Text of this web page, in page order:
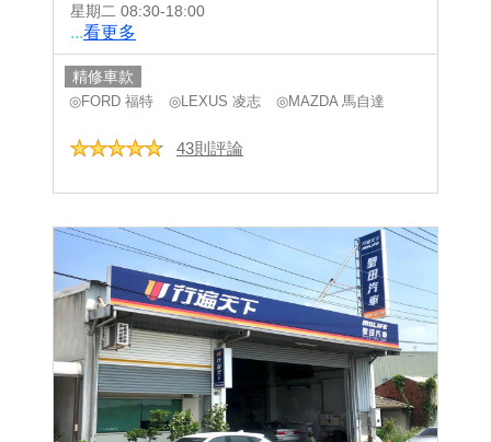
星期二 08:30-18:00
...看更多
精修車款
◎FORD 福特 ◎LEXUS 凌志 ◎MAZDA 馬自達
43則評論